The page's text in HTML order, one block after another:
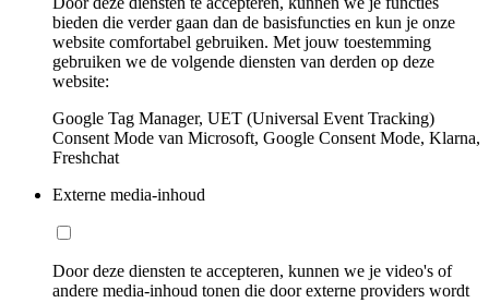
bieden die verder gaan dan de basisfuncties en kun je onze
website comfortabel gebruiken. Met jouw toestemming
gebruiken we de volgende diensten van derden op deze
website:
Google Tag Manager, UET (Universal Event Tracking)
Consent Mode van Microsoft, Google Consent Mode, Klarna,
Freshchat
Externe media-inhoud
Door deze diensten te accepteren, kunnen we je video's of
andere media-inhoud tonen die door externe providers wordt